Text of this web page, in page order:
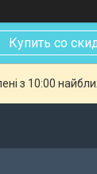
Купить со
з 10:00